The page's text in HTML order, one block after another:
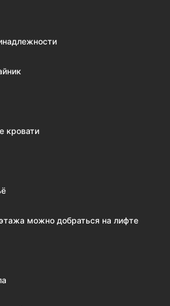
кровати
можно добраться на лифте